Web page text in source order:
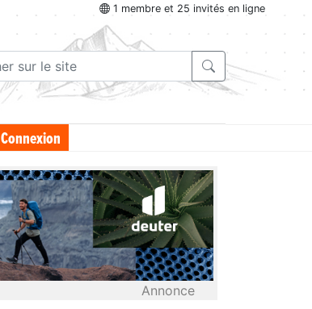
1 membre et 25 invités en ligne
Connexion
Annonce